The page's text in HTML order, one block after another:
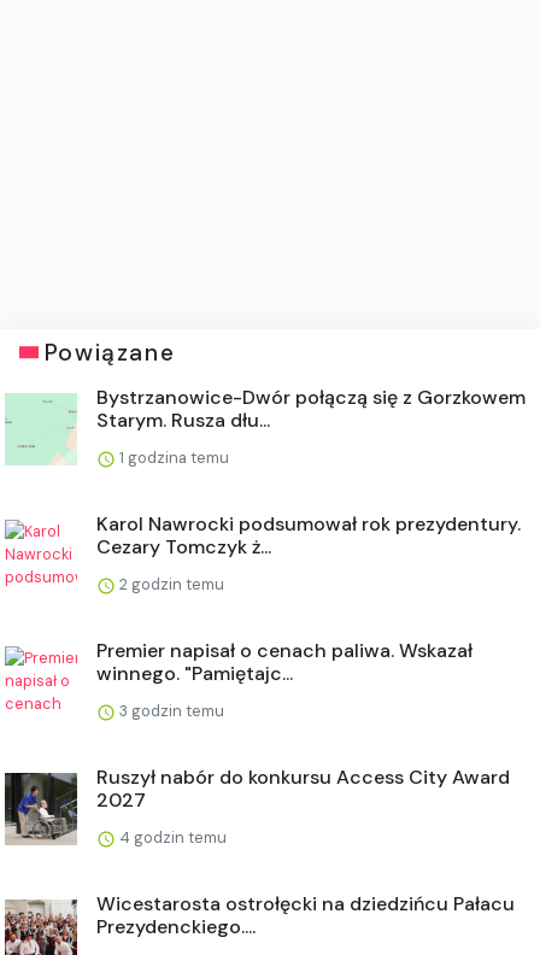
Powiązane
Bystrzanowice-Dwór połączą się z Gorzkowem
Starym. Rusza dłu...
1 godzina temu
Karol Nawrocki podsumował rok prezydentury.
Cezary Tomczyk ż...
2 godzin temu
Premier napisał o cenach paliwa. Wskazał
winnego. "Pamiętajc...
3 godzin temu
Ruszył nabór do konkursu Access City Award
2027
4 godzin temu
Wicestarosta ostrołęcki na dziedzińcu Pałacu
Prezydenckiego....